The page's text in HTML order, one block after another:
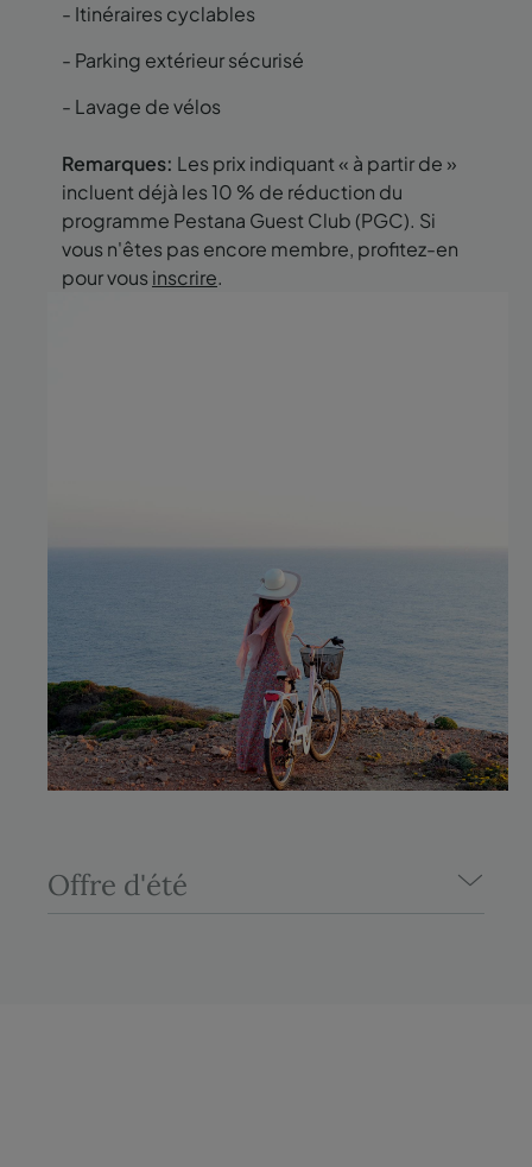
- Itinéraires cyclables
- Parking extérieur sécurisé
- Lavage de vélos
Remarques: Les prix indiquant « à partir de »
incluent déjà les 10 % de réduction du
programme Pestana Guest Club (PGC). Si
vous n'êtes pas encore membre, profitez-en
pour vous inscrire.
Offre d'été